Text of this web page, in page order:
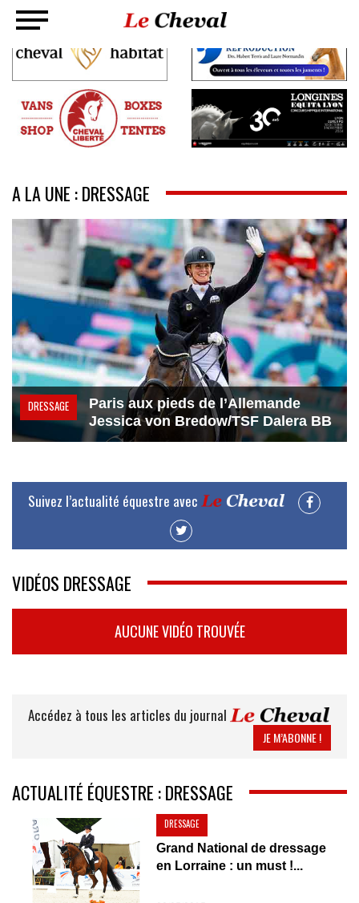
A LA UNE : DRESSAGE
DRESSAGE
Paris aux pieds de l’Allemande
Jessica von Bredow/TSF Dalera BB
Suivez l’actualité équestre avec
VIDÉOS DRESSAGE
AUCUNE VIDÉO TROUVÉE
Accédez à tous les articles du journal
JE M’ABONNE !
ACTUALITÉ ÉQUESTRE : DRESSAGE
DRESSAGE
Grand National de dressage
en Lorraine : un must !...